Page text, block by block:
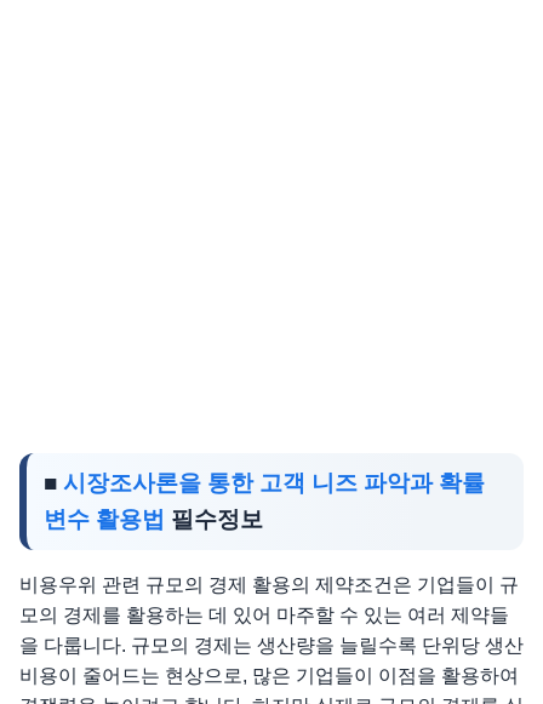
■ 시장조사론을 통한 고객 니즈 파악과 확률
변수 활용법 필수정보
비용우위 관련 규모의 경제 활용의 제약조건은 기업들이 규
모의 경제를 활용하는 데 있어 마주할 수 있는 여러 제약들
을 다룹니다. 규모의 경제는 생산량을 늘릴수록 단위당 생산
비용이 줄어드는 현상으로, 많은 기업들이 이점을 활용하여